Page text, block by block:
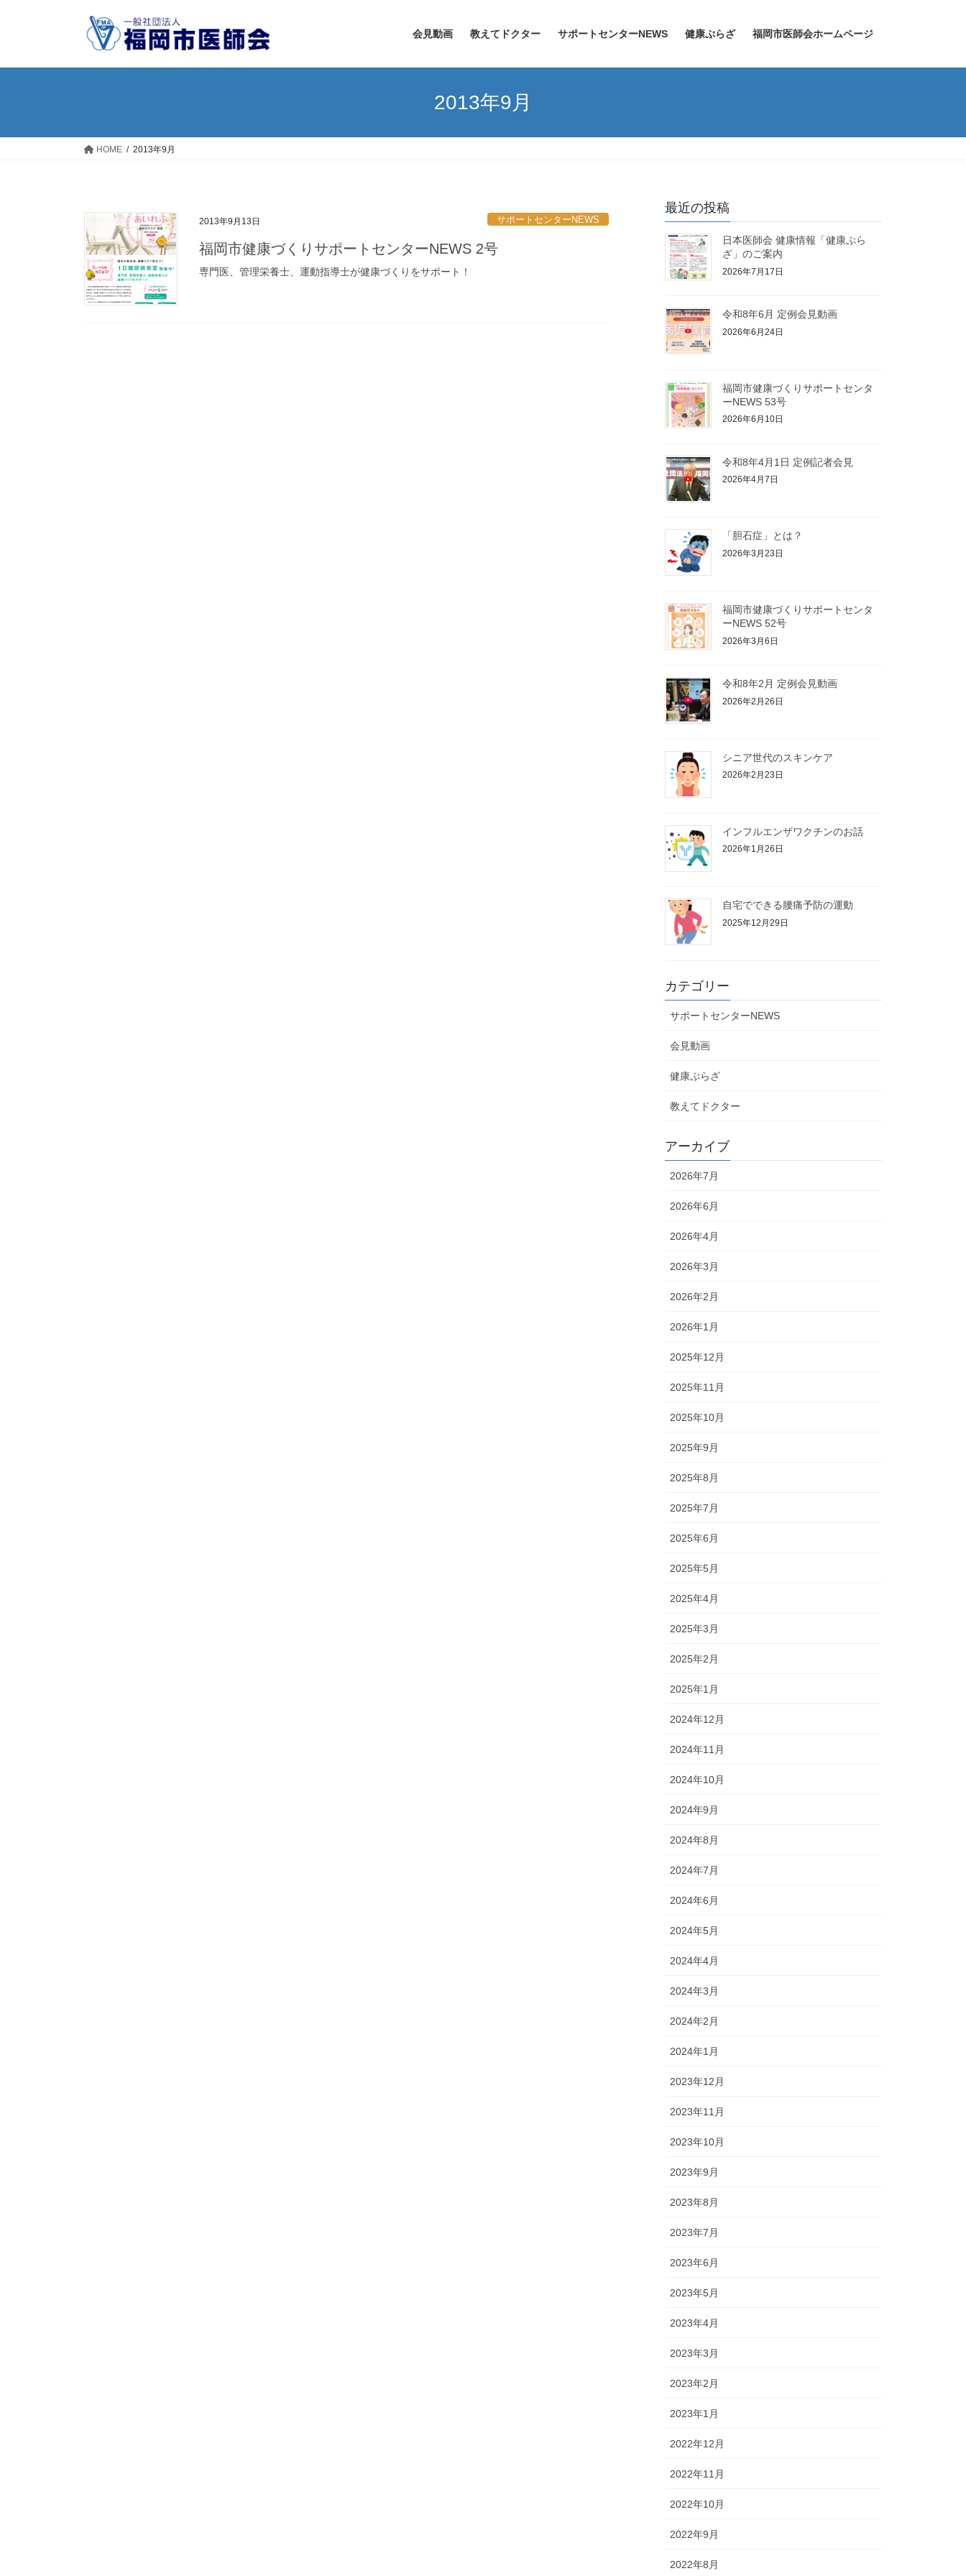
会見動画 教えてドクター サポートセンターNEWS 健康ぷらざ 福岡市医師会ホームページ
2013年9月
HOME 2013年9月
2013年9月13日 サポートセンターNEWS
福岡市健康づくりサポートセンターNEWS 2号
専門医、管理栄養士、運動指導士が健康づくりをサポート！
最近の投稿
日本医師会 健康情報「健康ぷら
ざ」のご案内
2026年7月17日
令和8年6月 定例会見動画
2026年6月24日
福岡市健康づくりサポートセンタ
ーNEWS 53号
2026年6月10日
令和8年4月1日 定例記者会見
2026年4月7日
「胆石症」とは？
2026年3月23日
福岡市健康づくりサポートセンタ
ーNEWS 52号
2026年3月6日
令和8年2月 定例会見動画
2026年2月26日
シニア世代のスキンケア
2026年2月23日
インフルエンザワクチンのお話
2026年1月26日
自宅でできる腰痛予防の運動
2025年12月29日
カテゴリー
サポートセンターNEWS
会見動画
健康ぷらざ
教えてドクター
アーカイブ
2026年7月
2026年6月
2026年4月
2026年3月
2026年2月
2026年1月
2025年12月
2025年11月
2025年10月
2025年9月
2025年8月
2025年7月
2025年6月
2025年5月
2025年4月
2025年3月
2025年2月
2025年1月
2024年12月
2024年11月
2024年10月
2024年9月
2024年8月
2024年7月
2024年6月
2024年5月
2024年4月
2024年3月
2024年2月
2024年1月
2023年12月
2023年11月
2023年10月
2023年9月
2023年8月
2023年7月
2023年6月
2023年5月
2023年4月
2023年3月
2023年2月
2023年1月
2022年12月
2022年11月
2022年10月
2022年9月
2022年8月